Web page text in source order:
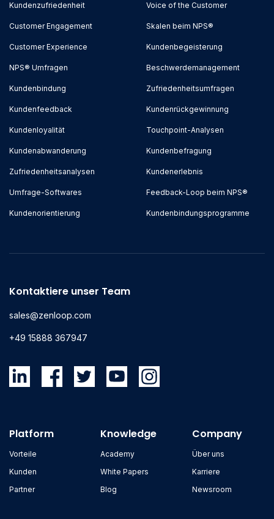
Kundenzufriedenheit
Customer Engagement
Customer Experience
NPS® Umfragen
Kundenbindung
Voice of the Customer
Skalen beim NPS®
Kundenbegeisterung
Beschwerdemanagement
Zufriedenheitsumfragen
Kundenfeedback
Kundenloyalität
Kundenabwanderung
Zufriedenheitsanalysen
Umfrage-Softwares
Kundenorientierung
Kundenrückgewinnung
Touchpoint-Analysen
Kundenbefragung
Kundenerlebnis
Feedback-Loop beim NPS®
Kundenbindungsprogramme
Kontaktiere unser Team
sales@zenloop.com
+49 15888 367947
Platform
Vorteile
Kunden
Partner
Knowledge
Academy
White Papers
Blog
Company
Über uns
Karriere
Newsroom